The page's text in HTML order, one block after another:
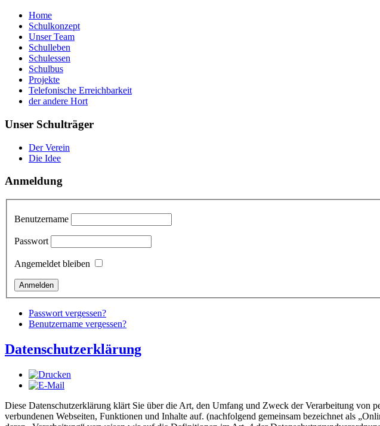
Home
Schulkonzept
Unser Team
Schulleben
Schulessen
Schulbus
Projekte
Telefonische Erreichbarkeit
der andere Hort
Unser Schulträger
Der Verein
Die Idee
Anmeldung
Benutzername
Passwort
Angemeldet bleiben
Passwort vergessen?
Benutzername vergessen?
Datenschutzerklärung
Diese Datenschutzerklärung klärt Sie über die Art, den Umfang und Zweck der Verarbeitung von
verbundenen Webseiten, Funktionen und Inhalte auf. (nachfolgend gemeinsam bezeichnet als